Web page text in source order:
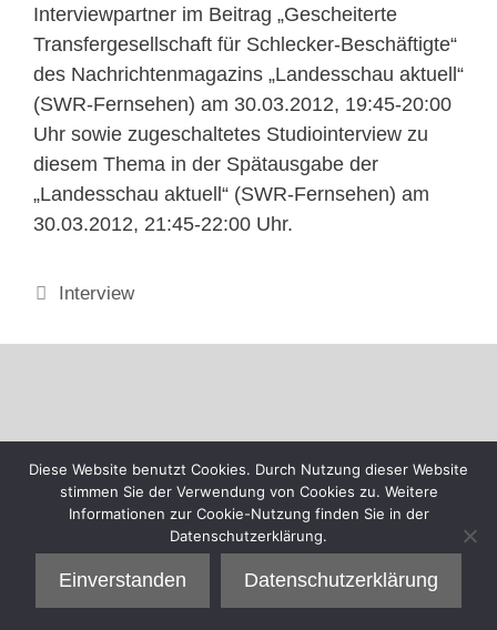
Interviewpartner im Beitrag „Gescheiterte
Transfergesellschaft für Schlecker-Beschäftigte“
des Nachrichtenmagazins „Landesschau aktuell“
(SWR-Fernsehen) am 30.03.2012, 19:45-20:00
Uhr sowie zugeschaltetes Studiointerview zu
diesem Thema in der Spätausgabe der
„Landesschau aktuell“ (SWR-Fernsehen) am
30.03.2012, 21:45-22:00 Uhr.
Kategorien
Interview
Diese Website benutzt Cookies. Durch Nutzung dieser Website
stimmen Sie der Verwendung von Cookies zu. Weitere
Informationen zur Cookie-Nutzung finden Sie in der
Datenschutzerklärung.
Einverstanden Datenschutzerklärung